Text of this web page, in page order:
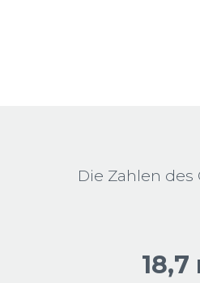
Die Zahlen des
18,7